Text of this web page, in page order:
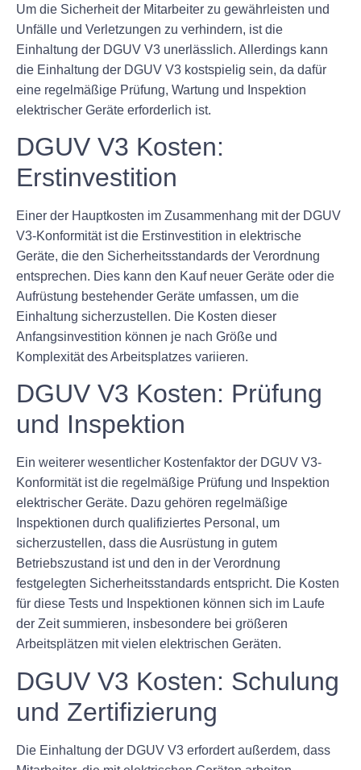
Um die Sicherheit der Mitarbeiter zu gewährleisten und
Unfälle und Verletzungen zu verhindern, ist die
Einhaltung der DGUV V3 unerlässlich. Allerdings kann
die Einhaltung der DGUV V3 kostspielig sein, da dafür
eine regelmäßige Prüfung, Wartung und Inspektion
elektrischer Geräte erforderlich ist.
DGUV V3 Kosten:
Erstinvestition
Einer der Hauptkosten im Zusammenhang mit der DGUV
V3-Konformität ist die Erstinvestition in elektrische
Geräte, die den Sicherheitsstandards der Verordnung
entsprechen. Dies kann den Kauf neuer Geräte oder die
Aufrüstung bestehender Geräte umfassen, um die
Einhaltung sicherzustellen. Die Kosten dieser
Anfangsinvestition können je nach Größe und
Komplexität des Arbeitsplatzes variieren.
DGUV V3 Kosten: Prüfung
und Inspektion
Ein weiterer wesentlicher Kostenfaktor der DGUV V3-
Konformität ist die regelmäßige Prüfung und Inspektion
elektrischer Geräte. Dazu gehören regelmäßige
Inspektionen durch qualifiziertes Personal, um
sicherzustellen, dass die Ausrüstung in gutem
Betriebszustand ist und den in der Verordnung
festgelegten Sicherheitsstandards entspricht. Die Kosten
für diese Tests und Inspektionen können sich im Laufe
der Zeit summieren, insbesondere bei größeren
Arbeitsplätzen mit vielen elektrischen Geräten.
DGUV V3 Kosten: Schulung
und Zertifizierung
Die Einhaltung der DGUV V3 erfordert außerdem, dass